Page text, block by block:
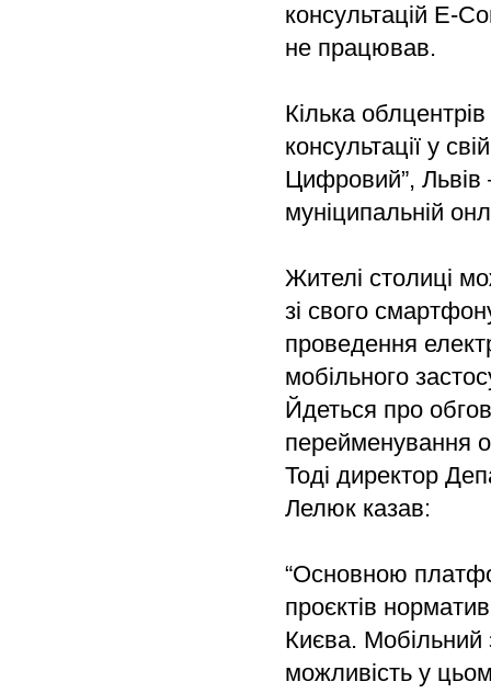
консультацій E-
не працював.
Кілька
консультації у
Цифровий”,
муніципальній
Жителі столиці
зі свого
проведення
мобільного
Йдеться про
перейменування
Тоді директор
Лелюк казав:
“Основною
проєктів
Києва. Мобільний
можливість у